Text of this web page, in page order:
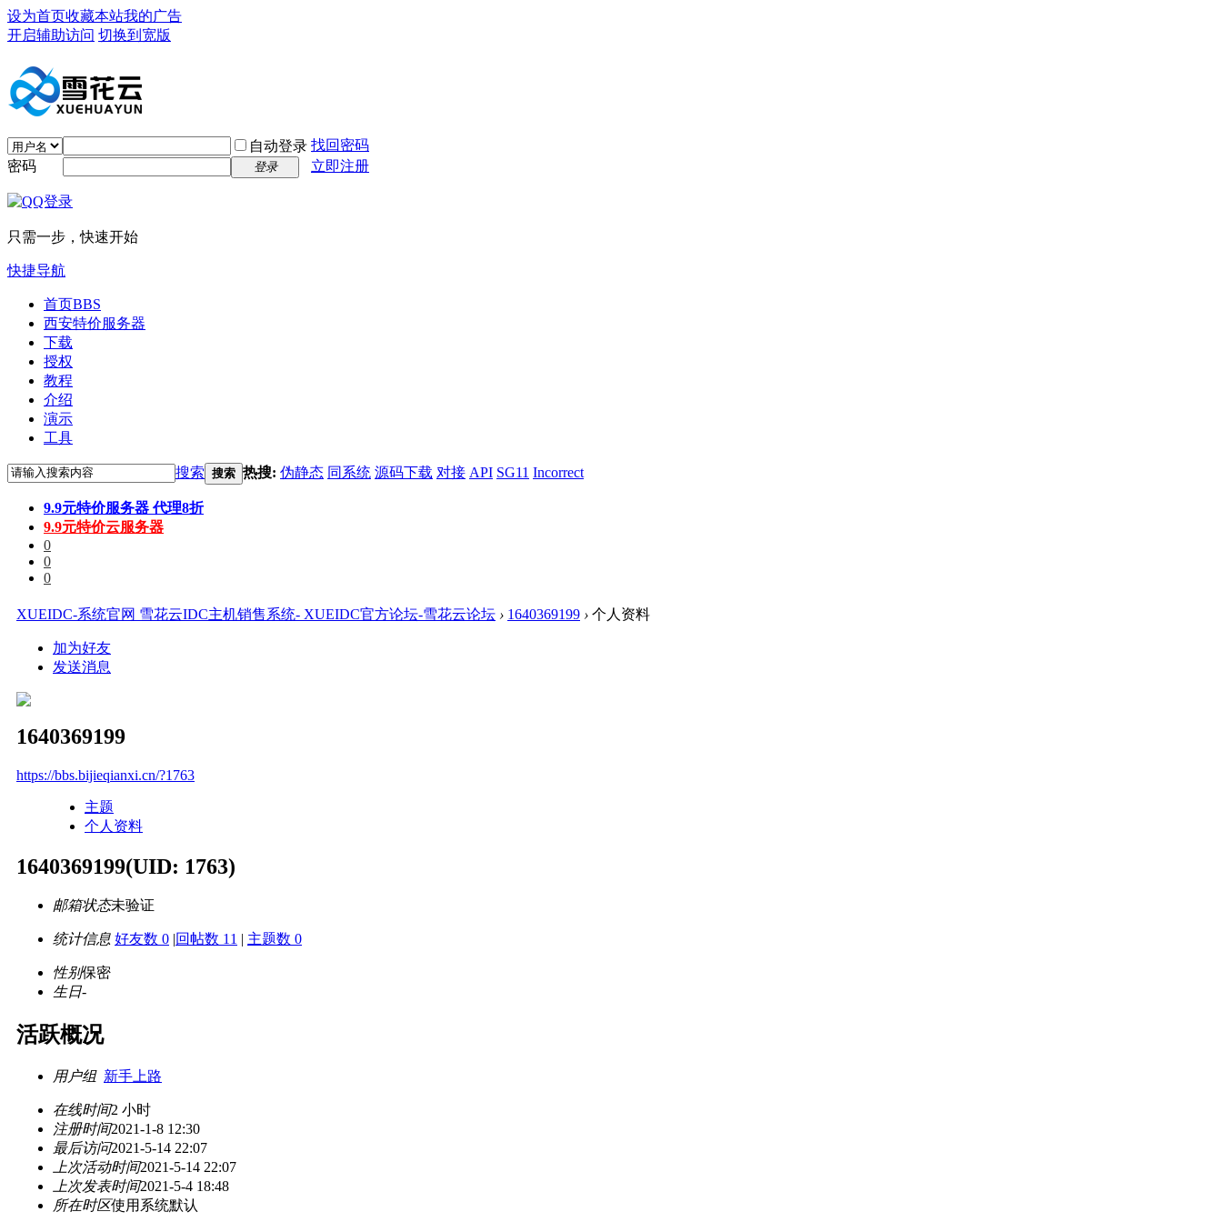
设为首页收藏本站我的广告
开启辅助访问 切换到宽版
自动登录 找回密码
密码
登录 立即注册
只需一步，快速开始
快捷导航
首页BBS
西安特价服务器
下载
授权
教程
介绍
演示
工具
搜索 搜索 热搜: 伪静态 同系统 源码下载 对接 API SG11 Incorrect
9.9元特价服务器 代理8折
9.9元特价云服务器
0
0
0
XUEIDC-系统官网 雪花云IDC主机销售系统- XUEIDC官方论坛-雪花云论坛 › 1640369199 › 个人资料
加为好友
发送消息
1640369199
https://bbs.bijieqianxi.cn/?1763
主题
个人资料
1640369199(UID: 1763)
邮箱状态未验证
统计信息 好友数 0 |回帖数 11 | 主题数 0
性别保密
生日-
活跃概况
用户组 新手上路
在线时间2 小时
注册时间2021-1-8 12:30
最后访问2021-5-14 22:07
上次活动时间2021-5-14 22:07
上次发表时间2021-5-4 18:48
所在时区使用系统默认